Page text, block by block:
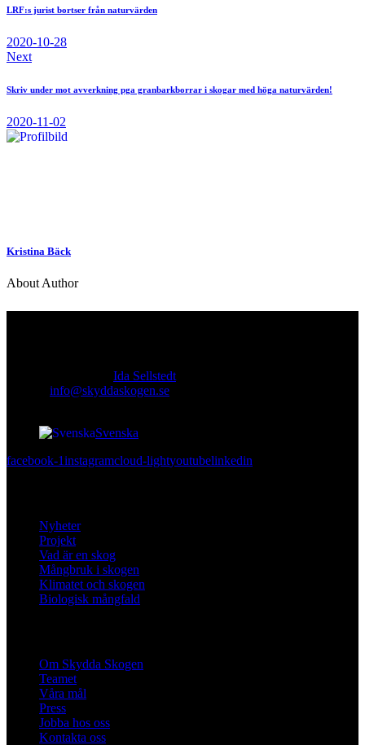
LRF:s jurist bortser från naturvärden
2020-10-28
Next
Skriv under mot avverkning pga granbarkborrar i skogar med höga naturvärden!
2020-11-02
Kristina Bäck
About Author
Ida Sellstedt
info@skyddaskogen.se
Svenska
facebook-1instagramcloud-lightyoutubelinkedin
Nyheter
Projekt
Vad är en skog
Mångbruk i skogen
Klimatet och skogen
Biologisk mångfald
Om Skydda Skogen
Teamet
Våra mål
Press
Jobba hos oss
Kontakta oss